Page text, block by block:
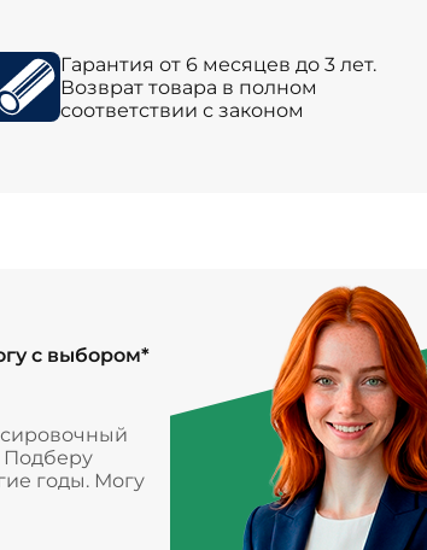
Гарантия от 6 месяцев до 3 лет.
Возврат товара в полном
соответствии с законом
с выбором*
Подберу
годы. Могу